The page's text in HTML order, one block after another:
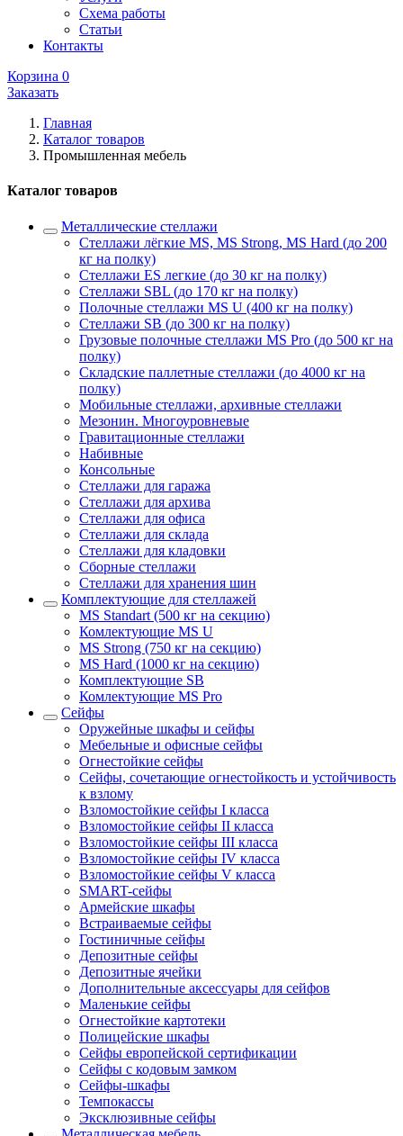
Схема работы
Статьи
Контакты
Корзина 0
Заказать
Главная
Каталог товаров
Промышленная мебель
Каталог товаров
Металлические стеллажи
Стеллажи лёгкие MS, MS Strong, MS Hard (до 200
кг на полку)
Стеллажи ES легкие (до 30 кг на полку)
Стеллажи SBL (до 170 кг на полку)
Полочные стеллажи MS U (400 кг на полку)
Стеллажи SB (до 300 кг на полку)
Грузовые полочные стеллажи MS Pro (до 500 кг на
полку)
Складские паллетные стеллажи (до 4000 кг на
полку)
Мобильные стеллажи, архивные стеллажи
Мезонин. Многоуровневые
Гравитационные стеллажи
Набивные
Консольные
Стеллажи для гаража
Стеллажи для архива
Стеллажи для офиса
Стеллажи для склада
Стеллажи для кладовки
Сборные стеллажи
Стеллажи для хранения шин
Комплектующие для стеллажей
MS Standart (500 кг на секцию)
Комлектующие MS U
MS Strong (750 кг на секцию)
MS Hard (1000 кг на секцию)
Комплектующие SB
Комлектующие MS Pro
Сейфы
Оружейные шкафы и сейфы
Мебельные и офисные сейфы
Огнестойкие сейфы
Сейфы, сочетающие огнестойкость и устойчивость
к взлому
Взломостойкие сейфы I класса
Взломостойкие сейфы II класса
Взломостойкие сейфы III класса
Взломостойкие сейфы IV класса
Взломостойкие сейфы V класса
SMART-сейфы
Армейские шкафы
Встраиваемые сейфы
Гостиничные сейфы
Депозитные сейфы
Депозитные ячейки
Дополнительные аксессуары для сейфов
Маленькие сейфы
Огнестойкие картотеки
Полицейские шкафы
Сейфы европейской сертификации
Сейфы с кодовым замком
Сейфы-шкафы
Темпокассы
Эксклюзивные сейфы